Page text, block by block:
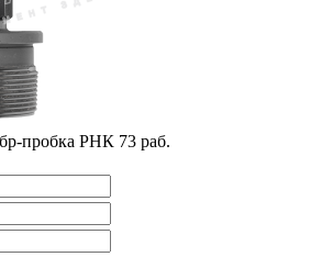
пробка РНК 73 раб.